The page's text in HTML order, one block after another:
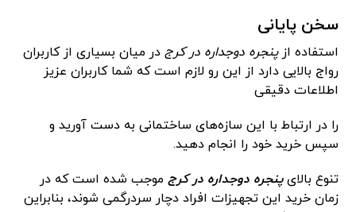
سخن پایانی
استفاده از پنجره دوجداره در کرج در میان بسیاری از کاربران
رواج بالایی دارد از این رو لازم است که شما کاربران عزیز
اطلاعات دقیقی
را در ارتباط با این سازه‌های ساختمانی به دست آورید و
سپس خرید خود را انجام دهید.
تنوع بالایپنجره دوجداره در کرج موجب شده است که در
زمان خرید این تجهیزات افراد دچار سردرگمی شوند، بنابراین